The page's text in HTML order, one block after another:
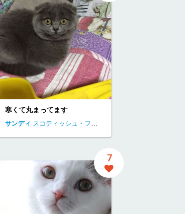
寒くて丸まってます
サンディ スコティッシュ・フォールド
7